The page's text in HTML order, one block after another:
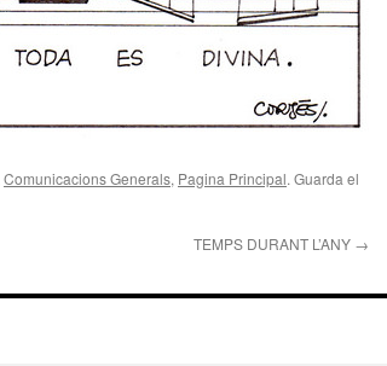
Comunicacions Generals, Pagina Principal. Guarda el
TEMPS DURANT L’ANY →